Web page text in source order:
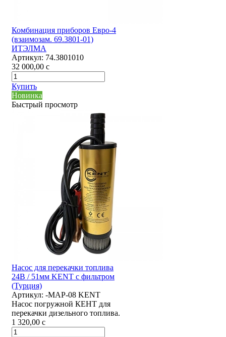
Комбинация приборов Евро-4
(взаимозам. 69.3801-01)
ИТЭЛМА
Артикул: 74.3801010
32 000,00 c
Купить
Новинка
Быстрый просмотр
Насос для перекачки топлива
24В / 51мм KENT с фильтром
(Турция)
Артикул: -MAP-08 KENT
Насос погружной КЕНТ для
перекачки дизельного топлива.
1 320,00 c